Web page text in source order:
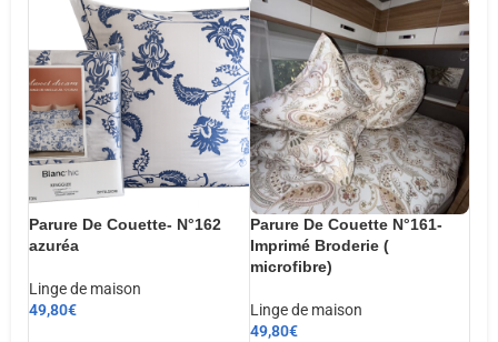
Parure De Couette- N°162
azuréa
Linge de maison
49,80€
Parure De Couette N°161-
Imprimé Broderie (
microfibre)
Linge de maison
49,80€